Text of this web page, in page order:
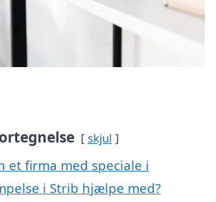
skjul
et firma med speciale i
i Strib hjælpe med?